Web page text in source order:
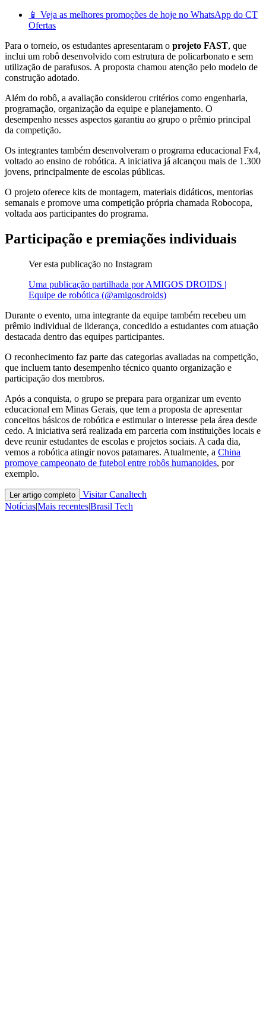
📱 Veja as melhores promoções de hoje no WhatsApp do CT
Ofertas
Para o torneio, os estudantes apresentaram o projeto FAST, que
inclui um robô desenvolvido com estrutura de policarbonato e sem
utilização de parafusos. A proposta chamou atenção pelo modelo de
construção adotado.
Além do robô, a avaliação considerou critérios como engenharia,
programação, organização da equipe e planejamento. O
desempenho nesses aspectos garantiu ao grupo o prêmio principal
da competição.
Os integrantes também desenvolveram o programa educacional Fx4,
voltado ao ensino de robótica. A iniciativa já alcançou mais de 1.300
jovens, principalmente de escolas públicas.
O projeto oferece kits de montagem, materiais didáticos, mentorias
semanais e promove uma competição própria chamada Robocopa,
voltada aos participantes do programa.
Participação e premiações individuais
Ver esta publicação no Instagram
Uma publicação partilhada por AMIGOS DROIDS |
Equipe de robótica (@amigosdroids)
Durante o evento, uma integrante da equipe também recebeu um
prêmio individual de liderança, concedido a estudantes com atuação
destacada dentro das equipes participantes.
O reconhecimento faz parte das categorias avaliadas na competição,
que incluem tanto desempenho técnico quanto organização e
participação dos membros.
Após a conquista, o grupo se prepara para organizar um evento
educacional em Minas Gerais, que tem a proposta de apresentar
conceitos básicos de robótica e estimular o interesse pela área desde
cedo. A iniciativa será realizada em parceria com instituições locais e
deve reunir estudantes de escolas e projetos sociais. A cada dia,
vemos a robótica atingir novos patamares. Atualmente, a China
promove campeonato de futebol entre robôs humanoides, por
exemplo.
Ler artigo completo
Visitar Canaltech
Notícias|Mais recentes|Brasil Tech